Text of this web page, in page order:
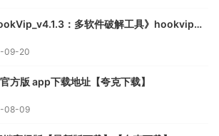
：多软件破解工具》hookvip安
09-20
方版 app下载地址【夸克下载】
08-09